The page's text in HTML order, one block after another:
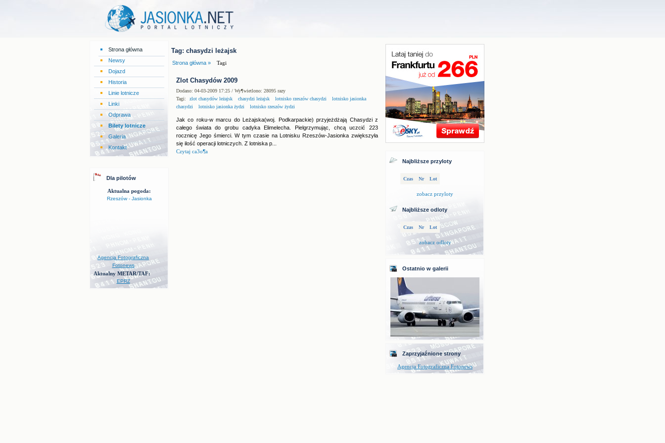
Strona główna
Newsy
Dojazd
Historia
Linie lotnicze
Linki
Odprawa
Bilety lotnicze
Galeria
Kontakt
Dla pilotów
Aktualna pogoda:
Rzeszów - Jasionka
Agencja Fotograficzna
Fotonews
Aktualny METAR/TAF:
EPRZ
Tag: chasydzi leżajsk
Strona główna » Tagi
Zlot Chasydów 2009
Dodano: 04-03-2009 17:25 / Wy¶wietlono: 28095 razy
Tagi:
zlot chasydów leżajsk chasydzi leżajsk lotnisko rzeszów chasydzi
lotnisko jasionka
chasydzi
lotnisko jasionka żydzi lotnisko rzeszów żydzi
Jak co roku-w marcu do Leżajska(woj. Podkarpackie) przyjeżdżają Chasydzi z
całego świata do grobu cadyka Elimelecha. Pielgrzymując, chcą uczcić 223
rocznicę Jego śmierci. W tym czasie na Lotnisku Rzeszów-Jasionka zwiększyła
się ilość operacji lotniczych. Z lotniska p...
Czytaj ca3o¶a
Najbliższe przyloty
Czas Nr Lot
zobacz przyloty
Najbliższe odloty
Czas Nr Lot
zobacz odloty
Ostatnio w galerii
Zaprzyjaźnione strony
Agencja Fotograficzna Fotonews